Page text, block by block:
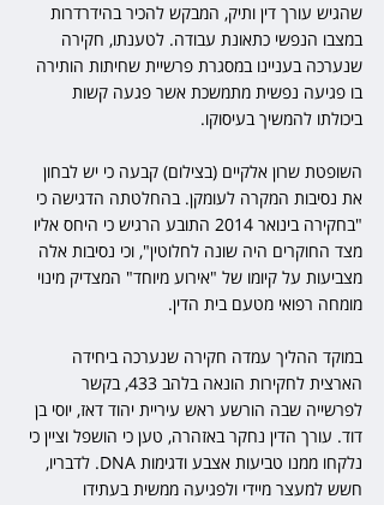
שהגיש עורך דין ותיק, המבקש להכיר בהידרדרות
במצבו הנפשי כתאונת עבודה. לטענתו, חקירה
שנערכה בעניינו במסגרת פרשיית שחיתות הותירה
בו פגיעה נפשית מתמשכת אשר פגעה קשות
ביכולתו להמשיך בעיסוקו.
השופטת שרון אלקיים (בצילום) קבעה כי יש לבחון
את נסיבות המקרה לעומקן. בהחלטתה הדגישה כי
"בחקירה בינואר 2014 התובע הרגיש כי היחס אליו
מצד החוקרים היה שונה לחלוטין", וכי נסיבות אלה
מצביעות על קיומו של "אירוע מיוחד" המצדיק מינוי
מומחה רפואי מטעם בית הדין.
במוקד ההליך עמדה חקירה שנערכה ביחידה
הארצית לחקירות הונאה בלהב 433, בקשר
לפרשייה שבה הורשע ראש עיריית יהוד דאז, יוסי בן
דוד. עורך הדין נחקר באזהרה, טען כי הושפל וציין כי
נלקחו ממנו טביעות אצבע ודגימות DNA. לדבריו,
חשש למעצר מיידי ולפגיעה ממשית בעתידו